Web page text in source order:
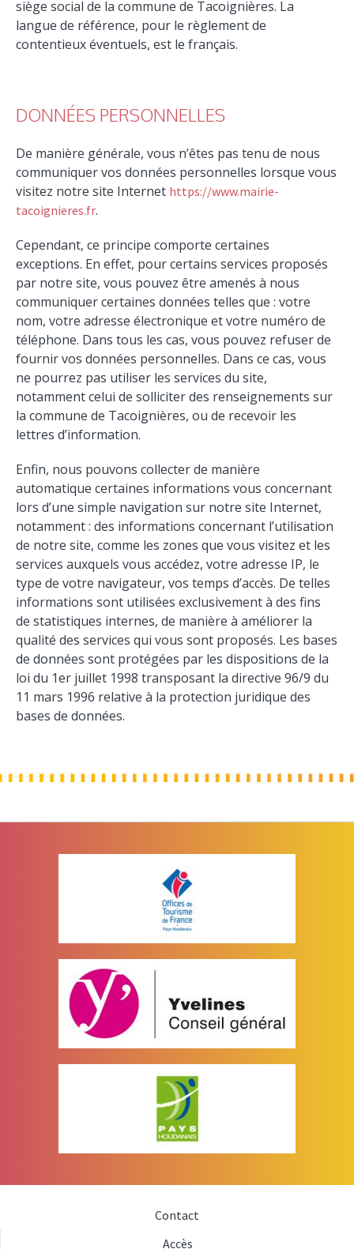
siège social de la commune de Tacoignières. La
langue de référence, pour le règlement de
contentieux éventuels, est le français.
DONNÉES PERSONNELLES
De manière générale, vous n’êtes pas tenu de nous
communiquer vos données personnelles lorsque vous
visitez notre site Internet https://www.mairie-
tacoignieres.fr.
Cependant, ce principe comporte certaines
exceptions. En effet, pour certains services proposés
par notre site, vous pouvez être amenés à nous
communiquer certaines données telles que : votre
nom, votre adresse électronique et votre numéro de
téléphone. Dans tous les cas, vous pouvez refuser de
fournir vos données personnelles. Dans ce cas, vous
ne pourrez pas utiliser les services du site,
notamment celui de solliciter des renseignements sur
la commune de Tacoignières, ou de recevoir les
lettres d’information.
Enfin, nous pouvons collecter de manière
automatique certaines informations vous concernant
lors d’une simple navigation sur notre site Internet,
notamment : des informations concernant l’utilisation
de notre site, comme les zones que vous visitez et les
services auxquels vous accédez, votre adresse IP, le
type de votre navigateur, vos temps d’accès. De telles
informations sont utilisées exclusivement à des fins
de statistiques internes, de manière à améliorer la
qualité des services qui vous sont proposés. Les bases
de données sont protégées par les dispositions de la
loi du 1er juillet 1998 transposant la directive 96/9 du
11 mars 1996 relative à la protection juridique des
bases de données.
Contact
Accès